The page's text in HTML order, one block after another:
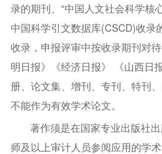
录的期刊、“中国人文社会科学核
中国科学引文数据库(CSCD)收录
收录，申报评审中按收录期刊对
明日报》《经济日报》 《山西日
册、论文集、增刊、专刊、特刊
不能作为有效学术论文。
著作须是在国家专业出版社
师及以上审计人员参阅应用的学术